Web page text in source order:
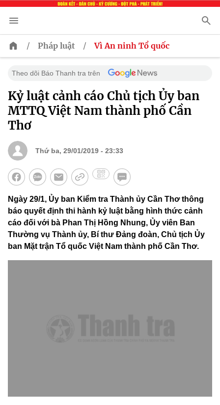
/ Pháp luật / Vì An ninh Tổ quốc
Theo dõi Báo Thanh tra trên
Kỷ luật cảnh cáo Chủ tịch Ủy ban
MTTQ Việt Nam thành phố Cần
Thơ
Thứ ba, 29/01/2019 - 23:33
Ngày 29/1, Ủy ban Kiểm tra Thành ủy Cần Thơ thông
báo quyết định thi hành kỷ luật bằng hình thức cảnh
cáo đối với bà Phan Thị Hồng Nhung, Ủy viên Ban
Thường vụ Thành ủy, Bí thư Đảng đoàn, Chủ tịch Ủy
ban Mặt trận Tổ quốc Việt Nam thành phố Cần Thơ.